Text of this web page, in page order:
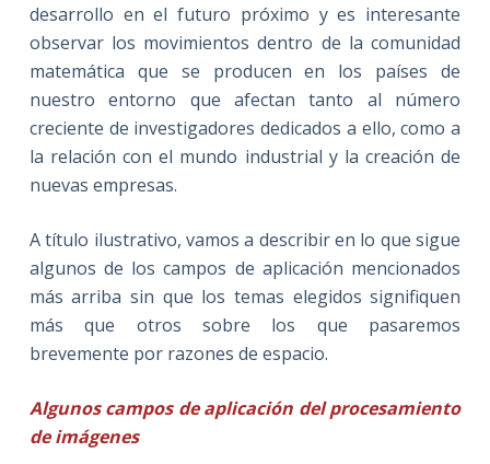
desarrollo en el futuro próximo y es interesante
observar los movimientos dentro de la comunidad
matemática que se producen en los países de
nuestro entorno que afectan tanto al número
creciente de investigadores dedicados a ello, como a
la relación con el mundo industrial y la creación de
nuevas empresas.
A título ilustrativo, vamos a describir en lo que sigue
algunos de los campos de aplicación mencionados
más arriba sin que los temas elegidos signifiquen
más que otros sobre los que pasaremos
brevemente por razones de espacio.
Algunos campos de aplicación del procesamiento
de imágenes